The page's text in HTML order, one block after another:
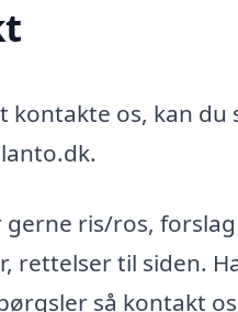
kontakte os, kan du
gerne ris/ros,
rettelser til siden.
så kontakt